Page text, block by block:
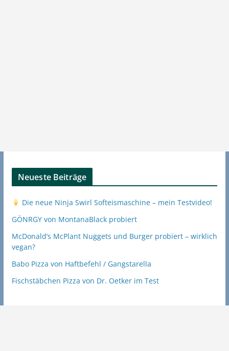
Neueste Beiträge
Die neue Ninja Swirl Softeismaschine – mein Testvideo!
GÖNRGY von MontanaBlack probiert
McDonald’s McPlant Nuggets und Burger probiert – wirklich
vegan?
Babo Pizza von Haftbefehl / Gangstarella
Fischstäbchen Pizza von Dr. Oetker im Test